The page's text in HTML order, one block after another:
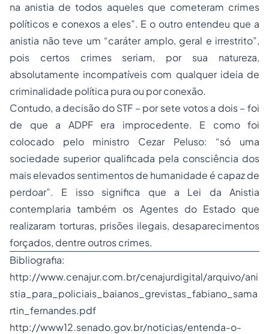
na anistia de todos aqueles que cometeram crimes
políticos e conexos a eles”. E o outro entendeu que a
anistia não teve um “caráter amplo, geral e irrestrito”,
pois certos crimes seriam, por sua natureza,
absolutamente incompatíveis com qualquer ideia de
criminalidade política pura ou por conexão.
Contudo, a decisão do STF – por sete votos a dois – foi
de que a ADPF era improcedente. E como foi
colocado pelo ministro Cezar Peluso: “só uma
sociedade superior qualificada pela consciência dos
mais elevados sentimentos de humanidade é capaz de
perdoar”. E isso significa que a Lei da Anistia
contemplaria também os Agentes do Estado que
realizaram torturas, prisões ilegais, desaparecimentos
forçados, dentre outros crimes.
Bibliografia:
http://www.cenajur.com.br/cenajurdigital/arquivo/ani
stia_para_policiais_baianos_grevistas_fabiano_sama
rtin_fernandes.pdf
http://www12.senado.gov.br/noticias/entenda-o-